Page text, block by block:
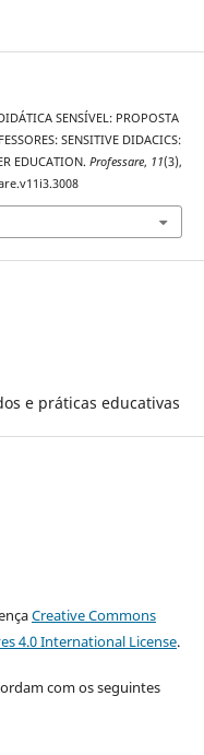
SENSÍVEL: PROPOSTA
SENSITIVE DIDACICS:
EDUCATION. Professare, 11(3),
e práticas educativas
Creative Commons
4.0 International License.
com os seguintes